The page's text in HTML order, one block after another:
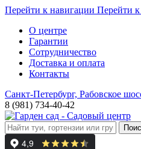
Перейти к навигации Перейти
О центре
Гарантии
Сотрудничество
Доставка и оплата
Контакты
Санкт-Петербург, Рабовское
8 (981) 734-40-42